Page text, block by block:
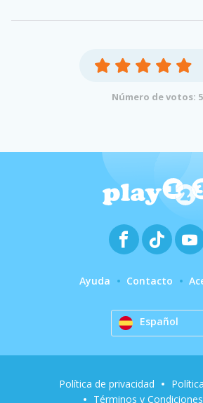
Número de votos: 5
Ayuda Contacto
Español
Política de privacidad
Términos y